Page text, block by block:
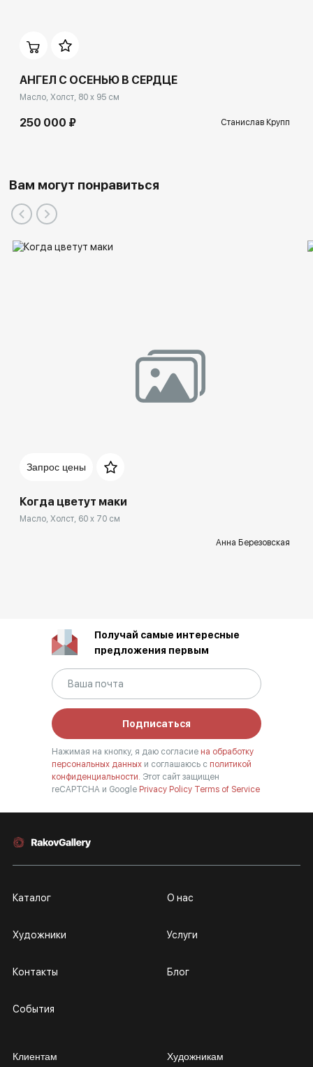
АНГЕЛ С ОСЕНЬЮ В СЕРДЦЕ
Масло, Холст, 80 x 95 см
250 000 ₽ Станислав Крупп
Вам могут понравиться
Запрос цены
Когда цветут маки
Масло, Холст, 60 x 70 см
Анна Березовская
Получай самые интересные
предложения первым
Подписаться
Нажимая на кнопку, я даю согласие на обработку
персональных данных и соглашаюсь с политикой
конфиденциальности. Этот сайт защищен
reCAPTCHA и Google Privacy Policy Terms of Service
Каталог
Художники
Контакты
События
О нас
Услуги
Блог
Клиентам Художникам